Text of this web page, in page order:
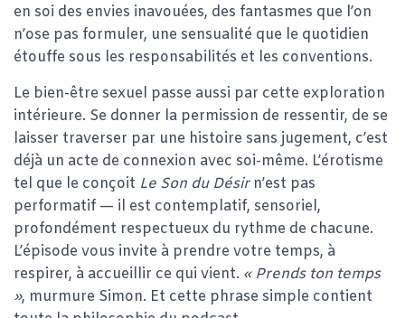
en soi des envies inavouées, des fantasmes que l’on
n’ose pas formuler, une sensualité que le quotidien
étouffe sous les responsabilités et les conventions.
Le bien-être sexuel passe aussi par cette exploration
intérieure. Se donner la permission de ressentir, de se
laisser traverser par une histoire sans jugement, c’est
déjà un acte de connexion avec soi-même. L’érotisme
tel que le conçoit Le Son du Désirn’est pas
performatif — il est contemplatif, sensoriel,
profondément respectueux du rythme de chacune.
L’épisode vous invite à prendre votre temps, à
respirer, à accueillir ce qui vient. « Prends ton temps
», murmure Simon. Et cette phrase simple contient